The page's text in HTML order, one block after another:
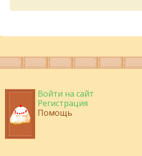
Войти на сайт
Регистрация
Помощь